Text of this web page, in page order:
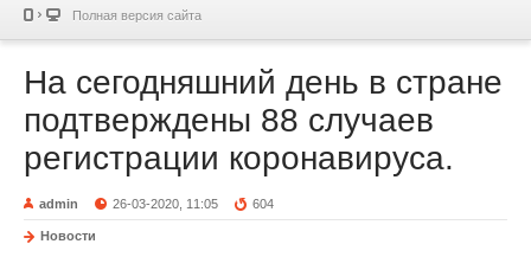
Полная версия сайта
На сегодняшний день в стране
подтверждены 88 случаев
регистрации коронавируса.
admin 26-03-2020, 11:05 604
Новости